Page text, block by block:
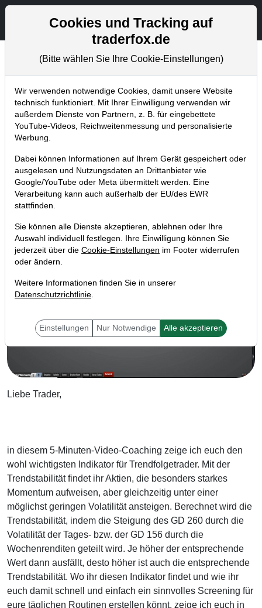
Aktien- und Artikelsuche
Trader-Blog
Home Blog Trader-Blog
Was verbirgt sich hinter dem
Indikator "Trendstabilität"
05.02.2019 um 12:56 Uhr |A. Zehetner
Liebe Trader,
in diesem 5-Minuten-Video-Coaching zeige ich euch den
wohl wichtigsten Indikator für Trendfolgetrader. Mit der
Trendstabilität findet ihr Aktien, die besonders starkes
Momentum aufweisen, aber gleichzeitig unter einer
möglichst geringen Volatilität ansteigen. Berechnet wird die
Trendstabilität, indem die Steigung des GD 260 durch die
Volatilität der Tages- bzw. der GD 156 durch die
Wochenrenditen geteilt wird. Je höher der entsprechende
Wert dann ausfällt, desto höher ist auch die entsprechende
Trendstabilität. Wo ihr diesen Indikator findet und wie ihr
euch damit schnell und einfach ein sinnvolles Screening für
eure täglichen Routinen erstellen könnt, zeige ich euch in
Cookies und Tracking auf
traderfox.de
(Bitte wählen Sie Ihre Cookie-Einstellungen)
Wir verwenden notwendige Cookies, damit unsere Website
technisch funktioniert. Mit Ihrer Einwilligung verwenden wir
außerdem Dienste von Partnern, z. B. für eingebettete
YouTube-Videos, Reichweitenmessung und personalisierte
Werbung.
Dabei können Informationen auf Ihrem Gerät gespeichert oder
ausgelesen und Nutzungsdaten an Drittanbieter wie
Google/YouTube oder Meta übermittelt werden. Eine
Verarbeitung kann auch außerhalb der EU/des EWR
stattfinden.
Sie können alle Dienste akzeptieren, ablehnen oder Ihre
Auswahl individuell festlegen. Ihre Einwilligung können Sie
jederzeit über die Cookie-Einstellungen im Footer widerrufen
oder ändern.
Weitere Informationen finden Sie in unserer
Datenschutzrichtlinie.
Einstellungen Nur Notwendige Alle akzeptieren